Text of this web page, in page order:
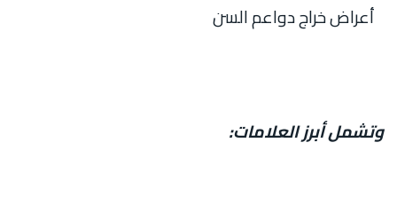
أعراض خراج دواعم السن
وتشمل أبرز العلامات: